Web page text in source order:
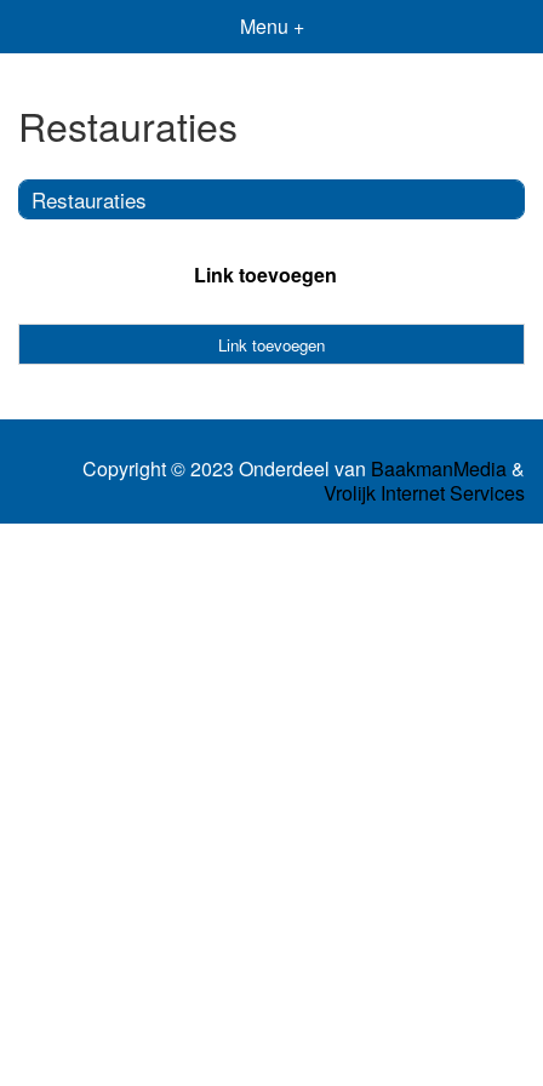
Menu +
Restauraties
Restauraties
Link toevoegen
Link toevoegen
Copyright © 2023 Onderdeel van BaakmanMedia&
Vrolijk Internet Services